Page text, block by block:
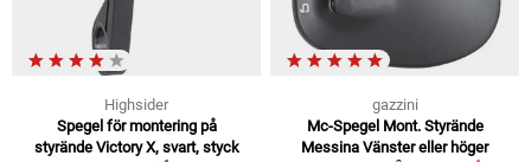
Highsider
Spegel för montering på
styrände Victory X, svart, styck
gazzini
Mc-Spegel Mont. Styrände
Messina Vänster eller höger